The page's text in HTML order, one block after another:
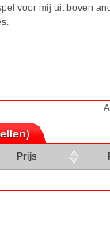
voor mij uit boven
Prijs